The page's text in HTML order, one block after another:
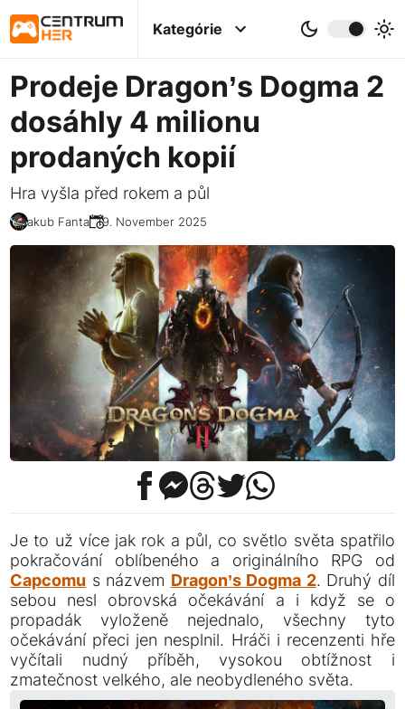
Kategórie
Prodeje Dragon’s Dogma 2
dosáhly 4 milionu
prodaných kopií
Hra vyšla před rokem a půl
Jakub Fanta 19. November 2025
Je to už více jak rok a půl, co světlo světa spatřilo
pokračování oblíbeného a originálního RPG od
Capcomu s názvem Dragon’s Dogma 2. Druhý díl
sebou nesl obrovská očekávání a i když se o
propadák vyloženě nejednalo, všechny tyto
očekávání přeci jen nesplnil. Hráči i recenzenti hře
vyčítali nudný příběh, vysokou obtížnost i
zmatečnost velkého, ale neobydleného světa.